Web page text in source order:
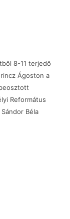
8-11 terjedő
Ágoston a
Református
Béla